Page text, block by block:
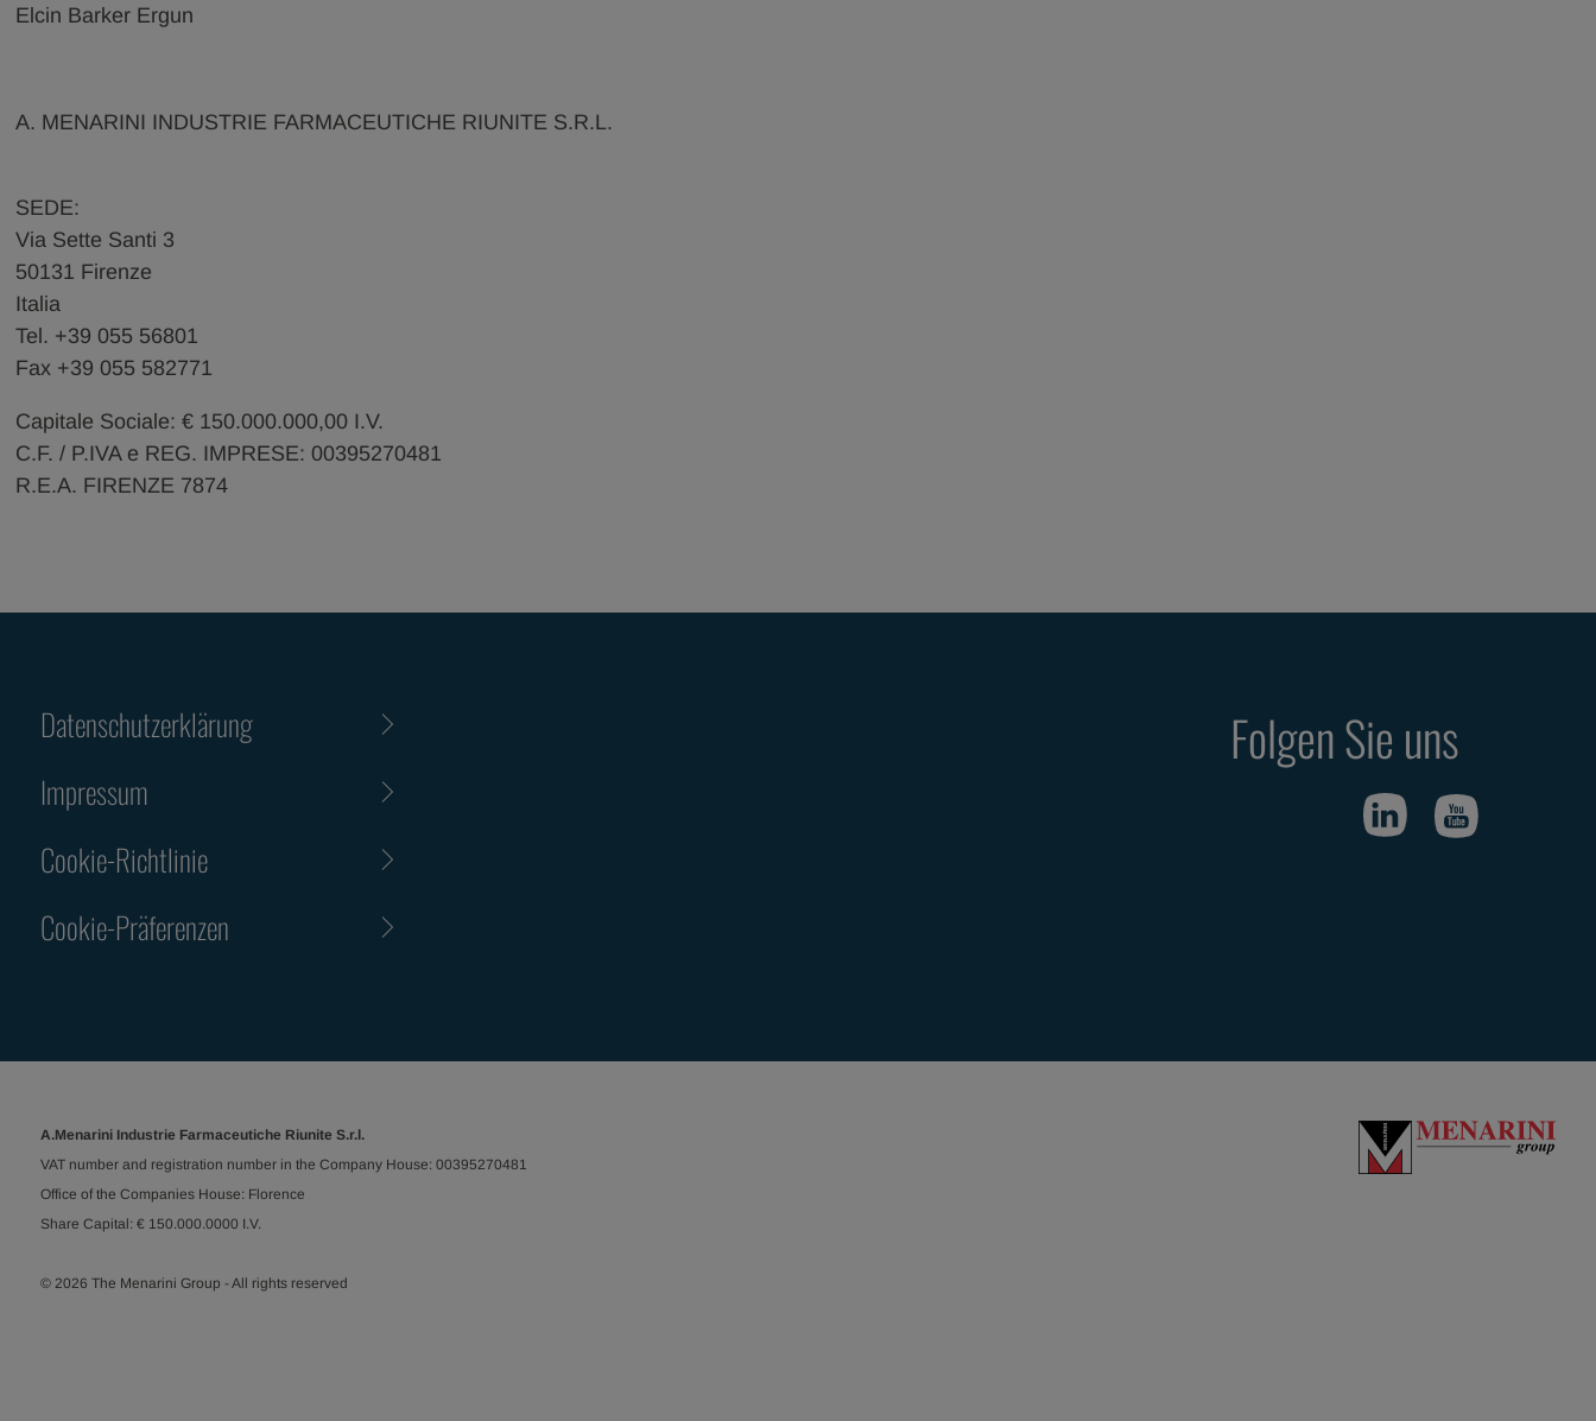
Elcin Barker Ergun
A. MENARINI INDUSTRIE FARMACEUTICHE RIUNITE S.R.L.
SEDE:
Via Sette Santi 3
50131 Firenze
Italia
Tel. +39 055 56801
Fax +39 055 582771
Capitale Sociale: € 150.000.000,00 I.V.
C.F. / P.IVA e REG. IMPRESE: 00395270481
R.E.A. FIRENZE 7874
Datenschutzerklärung
Impressum
Cookie-Richtlinie
Cookie-Präferenzen
Folgen Sie uns
A.Menarini Industrie Farmaceutiche Riunite S.r.l.
VAT number and registration number in the Company House: 00395270481
Office of the Companies House: Florence
Share Capital: € 150.000.0000 I.V.
© 2026 The Menarini Group - All rights reserved